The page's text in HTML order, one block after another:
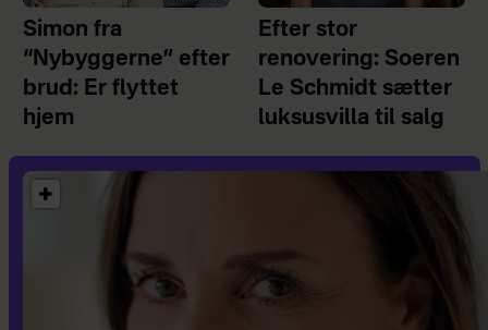
Simon fra
“Nybyggerne” efter
brud: Er flyttet
hjem
Efter stor
renovering: Soeren
Le Schmidt sætter
luksusvilla til salg